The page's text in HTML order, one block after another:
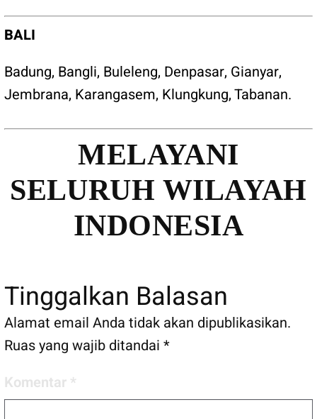
BALI
Badung, Bangli, Buleleng, Denpasar, Gianyar,
Jembrana, Karangasem, Klungkung,Tabanan.
MELAYANI
SELURUH WILAYAH
INDONESIA
Tinggalkan Balasan
Alamat email Anda tidak akan dipublikasikan.
Ruas yang wajib ditandai *
Komentar *